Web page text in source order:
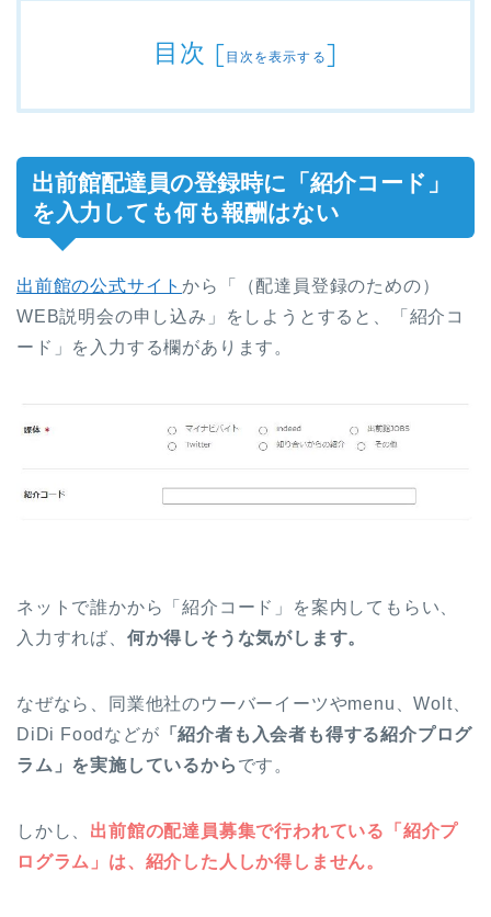
目次 [目次を表示する]
出前館配達員の登録時に「紹介コード」
を入力しても何も報酬はない
出前館の公式サイトから「（配達員登録のための）
WEB説明会の申し込み」をしようとすると、「紹介コ
ード」を入力する欄があります。
ネットで誰かから「紹介コード」を案内してもらい、
入力すれば、 何か得しそうな気がします。
なぜなら、同業他社のウーバーイーツやmenu、Wolt、
DiDi Foodなどが 「紹介者も入会者も得する紹介プログ
ラム」を実施しているから です。
しかし、 出前館の配達員募集で行われている「紹介プ
ログラム」は、紹介した人しか得しません。